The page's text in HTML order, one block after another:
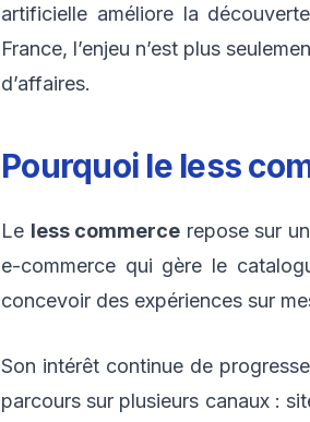
artificielle améliore la
France, l’enjeu n’est plus
d’affaires.
Pourquoi le less
Le less commerce repose sur
e-commerce qui gère le
concevoir des expériences sur
Son intérêt continue de
parcours sur plusieurs canaux :